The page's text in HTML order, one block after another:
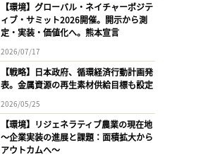
【環境】グローバル・ネイチャーポジテ
ィブ・サミット2026開催。開示から測
定・実装・価値化へ。熊本宣言
2026/07/17
【戦略】日本政府、循環経済行動計画発
表。金属資源の再生素材供給目標も設定
2026/05/25
【環境】リジェネラティブ農業の現在地
〜企業実装の進展と課題：面積拡大から
アウトカムへ〜